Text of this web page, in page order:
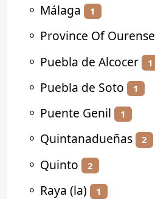
⚬ Málaga 1
⚬ Province Of Ourense
⚬ Puebla de Alcocer 1
⚬ Puebla de Soto 1
⚬ Puente Genil 1
⚬ Quintanadueñas 2
⚬ Quinto 2
⚬ Raya (la) 1